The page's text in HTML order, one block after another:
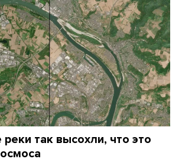
реки так высохли, что это